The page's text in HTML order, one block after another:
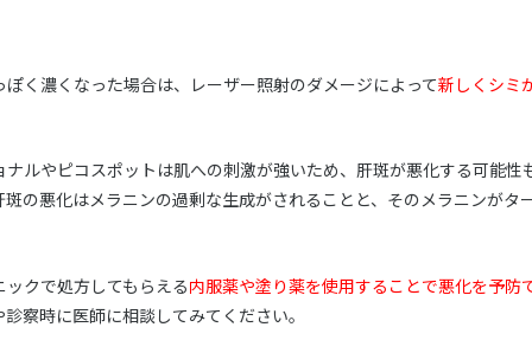
く濃くなった場合は、レーザー照射のダメージによって新しくシミ
ルやピコスポットは肌への刺激が強いため、肝斑が悪化する可能性
の悪化はメラニンの過剰な生成がされることと、そのメラニンがタ
クで処方してもらえる内服薬や塗り薬を使用することで悪化を予防
察時に医師に相談してみてください。